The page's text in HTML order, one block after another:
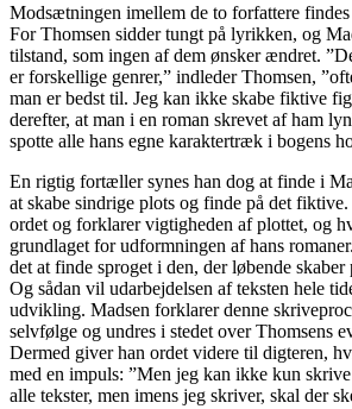
Modsætningen imellem de to forfattere
For Thomsen sidder tungt på lyrikken, og
tilstand, som ingen af dem ønsker ændret.
er forskellige genrer,” indleder Thomsen,
man er bedst til. Jeg kan ikke skabe fiktive
derefter, at man i en roman skrevet af ham
spotte alle hans egne karaktertræk i bogens
En rigtig fortæller synes han dog at finde i
at skabe sindrige plots og finde på det fiktive.
ordet og forklarer vigtigheden af plottet, og
grundlaget for udformningen af hans
det at finde sproget i den, der løbende skaber
Og sådan vil udarbejdelsen af teksten hele
udvikling. Madsen forklarer denne
selvfølge og undres i stedet over Thomsens
Dermed giver han ordet videre til digteren,
med en impuls: ”Men jeg kan ikke kun
alle tekster, men imens jeg skriver, skal der